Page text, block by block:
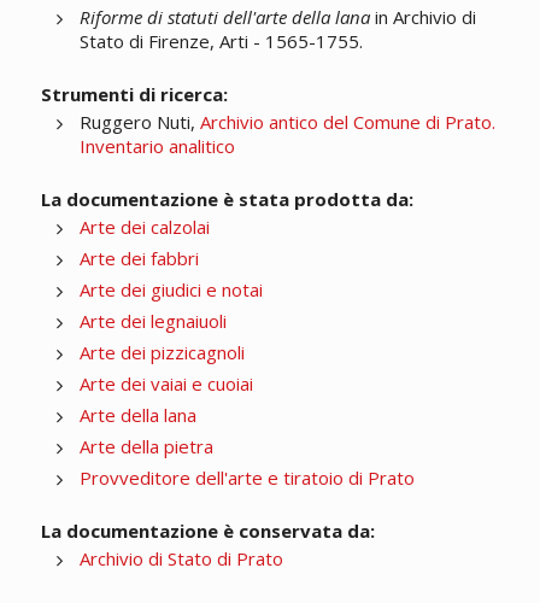
Riforme di statuti dell'arte della lanain Archivio di
Stato di Firenze, Arti - 1565-1755.
Strumenti di ricerca:
Ruggero Nuti, Archivio antico del Comune di Prato.
Inventario analitico
La documentazione è stata prodotta da:
Arte dei calzolai
Arte dei fabbri
Arte dei giudici e notai
Arte dei legnaiuoli
Arte dei pizzicagnoli
Arte dei vaiai e cuoiai
Arte della lana
Arte della pietra
Provveditore dell'arte e tiratoio di Prato
La documentazione è conservata da:
Archivio di Stato di Prato